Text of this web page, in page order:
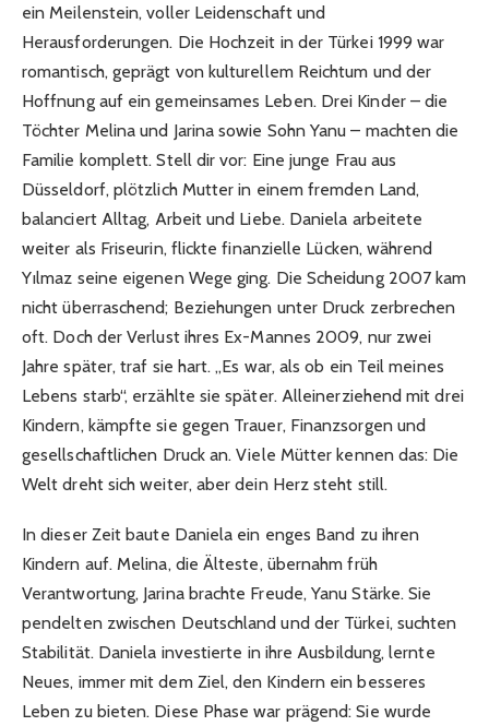
ein Meilenstein, voller Leidenschaft und
Herausforderungen. Die Hochzeit in der Türkei 1999 war
romantisch, geprägt von kulturellem Reichtum und der
Hoffnung auf ein gemeinsames Leben. Drei Kinder – die
Töchter Melina und Jarina sowie Sohn Yanu – machten die
Familie komplett. Stell dir vor: Eine junge Frau aus
Düsseldorf, plötzlich Mutter in einem fremden Land,
balanciert Alltag, Arbeit und Liebe. Daniela arbeitete
weiter als Friseurin, flickte finanzielle Lücken, während
Yılmaz seine eigenen Wege ging. Die Scheidung 2007 kam
nicht überraschend; Beziehungen unter Druck zerbrechen
oft. Doch der Verlust ihres Ex-Mannes 2009, nur zwei
Jahre später, traf sie hart. „Es war, als ob ein Teil meines
Lebens starb“, erzählte sie später. Alleinerziehend mit drei
Kindern, kämpfte sie gegen Trauer, Finanzsorgen und
gesellschaftlichen Druck an. Viele Mütter kennen das: Die
Welt dreht sich weiter, aber dein Herz steht still.
In dieser Zeit baute Daniela ein enges Band zu ihren
Kindern auf. Melina, die Älteste, übernahm früh
Verantwortung, Jarina brachte Freude, Yanu Stärke. Sie
pendelten zwischen Deutschland und der Türkei, suchten
Stabilität. Daniela investierte in ihre Ausbildung, lernte
Neues, immer mit dem Ziel, den Kindern ein besseres
Leben zu bieten. Diese Phase war prägend: Sie wurde